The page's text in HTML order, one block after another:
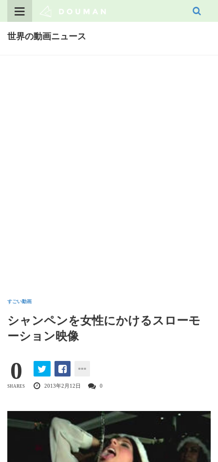
世界の動画ニュース
すごい動画
シャンペンを女性にかけるスローモ
ーション映像
0
SHARES 2013年2月12日 0